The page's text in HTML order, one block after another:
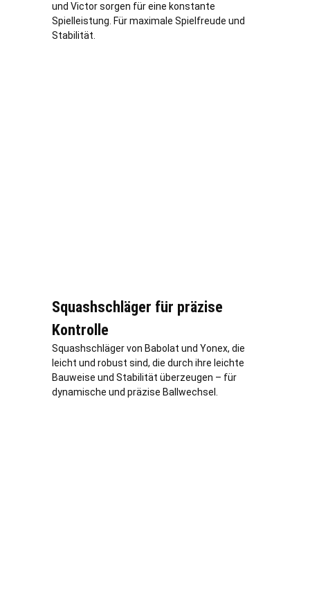
und Victor sorgen für eine konstante
Spielleistung. Für maximale Spielfreude und
Stabilität.
Squashschläger für präzise
Kontrolle
Squashschläger von Babolat und Yonex, die
leicht und robust sind, die durch ihre leichte
Bauweise und Stabilität überzeugen – für
dynamische und präzise Ballwechsel.